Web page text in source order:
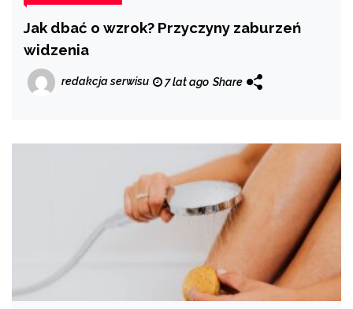
Jak dbać o wzrok? Przyczyny zaburzeń
widzenia
redakcja serwisu 7 lat ago Share